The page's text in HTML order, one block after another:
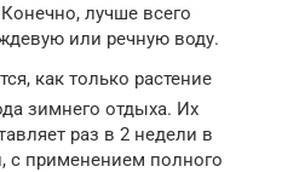
лучше всего
или речную воду.
как только растение
зимнего отдыха. Их
раз в 2 недели в
с применением полного